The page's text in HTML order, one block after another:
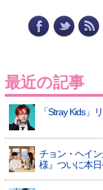
最近の記事
「Stray Kids」
チョン・ヘイ
様』ついに本